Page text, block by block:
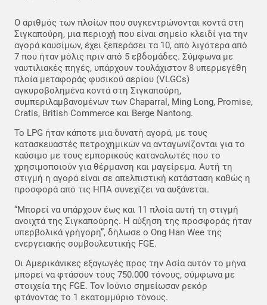
Ο αριθμός των πλοίων που συγκεντρώνονται κοντά στη
Σιγκαπούρη, μια περιοχή που είναι σημείο κλειδί για την
αγορά καυσίμων, έχει ξεπεράσει τα 10, από λιγότερα από
7 που ήταν μόλις πριν από 5 εβδομάδες. Σύμφωνα με
ναυτιλιακές πηγές, υπάρχουν τουλάχιστον 8 υπερμεγέθη
πλοία μεταφοράς φυσικού αερίου (VLGCs)
αγκυροβολημένα κοντά στη Σιγκαπούρη,
συμπεριλαμβανομένων των Chaparral, Ming Long, Promise,
Cratis, British Commerce και Berge Nantong.
Το LPG ήταν κάποτε μια δυνατή αγορά, με τους
κατασκευαστές πετροχημικών να ανταγωνίζονται για το
καύσιμο με τους εμπορικούς καταναλωτές που το
χρησιμοποιούν για θέρμανση και μαγείρεμα. Αυτή τη
στιγμή η αγορά είναι σε απελπιστική κατάσταση καθώς η
προσφορά από τις ΗΠΑ συνεχίζει να αυξάνεται.
“Μπορεί να υπάρχουν έως και 11 πλοία αυτή τη στιγμή
ανοιχτά της Σιγκαπούρης. Η αύξηση της προσφοράς ήταν
υπερβολικά γρήγορη”, δήλωσε ο Ong Han Wee της
ενεργειακής συμβουλευτικής FGE.
Οι Αμερικάνικες εξαγωγές προς την Ασία αυτόν το μήνα
μπορεί να φτάσουν τους 750.000 τόνους, σύμφωνα με
στοιχεία της FGE. Τον Ιούνιο σημείωσαν ρεκόρ
φτάνοντας το 1 εκατομμύριο τόνους.